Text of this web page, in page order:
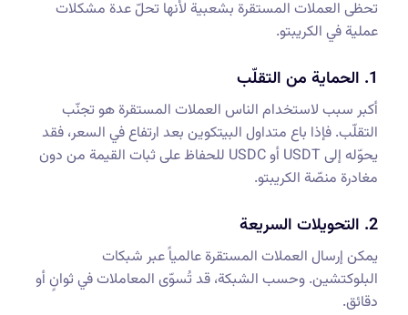
تحظى العملات المستقرة بشعبية لأنها تحلّ عدة مشكلات
عملية في الكريبتو.
1. الحماية من التقلّب
أكبر سبب لاستخدام الناس العملات المستقرة هو تجنّب
التقلّب. فإذا باع متداول البيتكوين بعد ارتفاع في السعر، فقد
يحوّله إلى USDT أو USDC للحفاظ على ثبات القيمة من دون
مغادرة منصّة الكريبتو.
2. التحويلات السريعة
يمكن إرسال العملات المستقرة عالمياً عبر شبكات
البلوكتشين. وحسب الشبكة، قد تُسوّى المعاملات في ثوانٍ أو
دقائق.